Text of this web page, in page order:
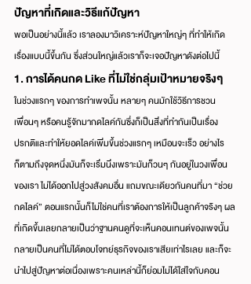
ปัญหาที่เกิดและวิธีแก้ปัญหา
พอเป็นอย่างนี้แล้ว เราลองมาวิเคราะห์ปัญหาใหญ่ๆ ที่ทำให้เกิด
เรื่องแบบนี้ขึ้นกัน ซึ่งส่วนใหญ่แล้วเราก็จะเจอปัญหาดังต่อไปนี้
1. การได้คนกด Like ที่ไม่ใช่กลุ่มเป้าหมายจริงๆ
ในช่วงแรกๆ ของการทำเพจนั้น หลายๆ คนมักใช้วิธีการชวน
เพื่อนๆ หรือคนรู้จักมากดไลค์กันซึ่งก็เป็นสิ่งที่ทำกันเป็นเรื่อง
ปรกติและทำให้ยอดไลค์เพิ่มขึ้นช่วงแรกๆ เหมือนจะเร็ว อย่างไร
ก็ตามถึงจุดหนึ่งมันก็จะเริ่มนิ่งเพราะมันก็วนๆ กันอยู่ในวงเพื่อน
ของเรา ไม่ได้ออกไปสู่วงสังคมอื่น แถมขณะเดียวกันคนที่มา “ช่วย
กดไลค์” ตอนแรกนั้นก็ไม่ใช่คนที่เราต้องการให้เป็นลูกค้าจริงๆ ผล
ที่เกิดขึ้นเลยกลายเป็นว่าฐานคนดูที่จะเห็นคอนเทนต์ของเพจนั้น
กลายเป็นคนที่ไม่ได้ตอบโจทย์ธุรกิจของเราเสียเท่าไรเลย และก็จะ
นำไปสู่ปัญหาต่อเนื่องเพราะคนเหล่านี้ก็ย่อมไม่ได้ใส่ใจกับคอน